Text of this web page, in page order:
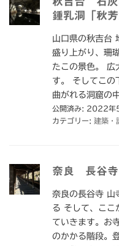
鍾乳洞「秋芳
山口県の秋吉台
盛り上がり、珊
たこの景色。 広
す。 そしてこの
曲がれる洞窟の
公開済み: 2022年
カテゴリー: 建築・
奈良 長谷
奈良の長谷寺 山
る そして、ここ
ていきます。お
のかかる階段。